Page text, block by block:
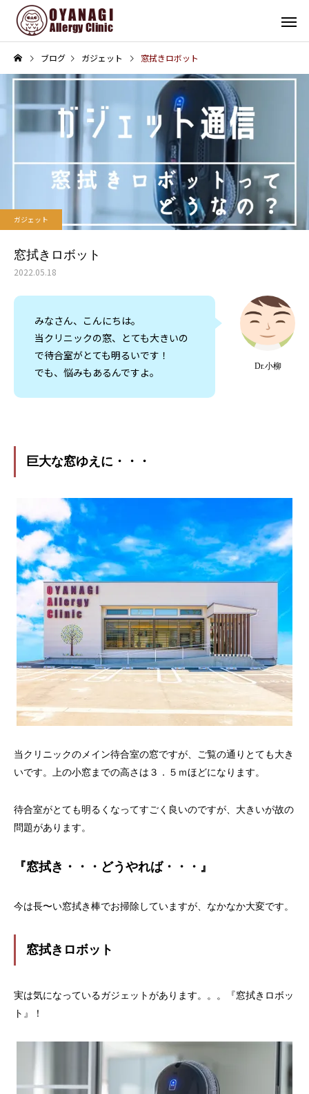
その他
子宮頸がん予防接種（HPV
ワクチン）を開始します
インフォメーション
4周年！
ブログ ガジェット 窓拭きロボット
ガジェット
窓拭きロボット
2022.05.18
Dr.小柳
みなさん、こんにちは。
当クリニックの窓、とても大きいの
で待合室がとても明るいです！
でも、悩みもあるんですよ。
巨大な窓ゆえに・・・
当クリニックのメイン待合室の窓ですが、ご覧の通りとても大き
いです。上の小窓までの高さは３．５ｍほどになります。
待合室がとても明るくなってすごく良いのですが、大きいが故の
問題があります。
『窓拭き・・・どうやれば・・・』
今は長〜い窓拭き棒でお掃除していますが、なかなか大変です。
窓拭きロボット
実は気になっているガジェットがあります。。。『窓拭きロボッ
ト』！